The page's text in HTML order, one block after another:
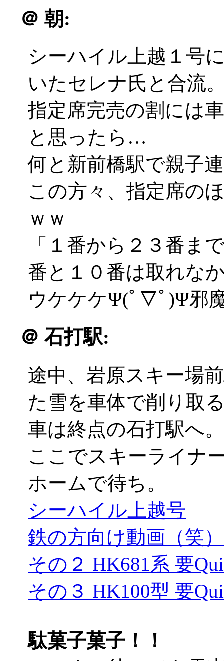
＠ 朝:
シーハイル上越１号
いたセレナ氏と合流
指定席完売の割には
と思ったら…
何と新前橋駅で親子
この方々、指定席の
ｗｗ
「１番から２３番ま
番と１０番は取れな
ウケケケΨ(ﾟ▽ﾟ)Ψ邪
＠ 石打駅:
途中、岩原スキー場
た雪を車体で削り取
車は終点の石打駅へ。
ここでスキーライナ
ホームで待ち。
シーハイル上越号
鉄の方向け動画（笑
その２ HK681系 要
その３ HK100型 要
駄菓子菓子！！